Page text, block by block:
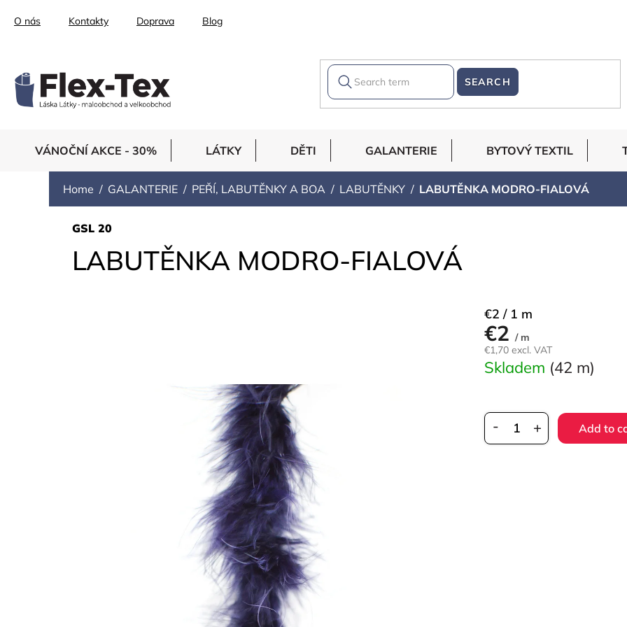
O nás Kontakty Doprava Blog
SEARCH
VÁNOČNÍ AKCE - 30% LÁTKY DĚTI GALANTERIE BYTOVÝ TEXTIL
Home GALANTERIE PEŘÍ, LABUTĚNKY A BOA LABUTĚNKY LABUTĚNKA MODRO-FIALOVÁ
LABUTĚNKA MODRO-FIALOVÁ
GSL 20
€2 / m
€1,70 excl. VAT
Measure
price:
€2 / 1 m
Skladem (42 m)
Add to